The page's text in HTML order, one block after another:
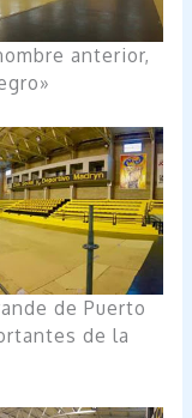
anterior,
de Puerto
de la